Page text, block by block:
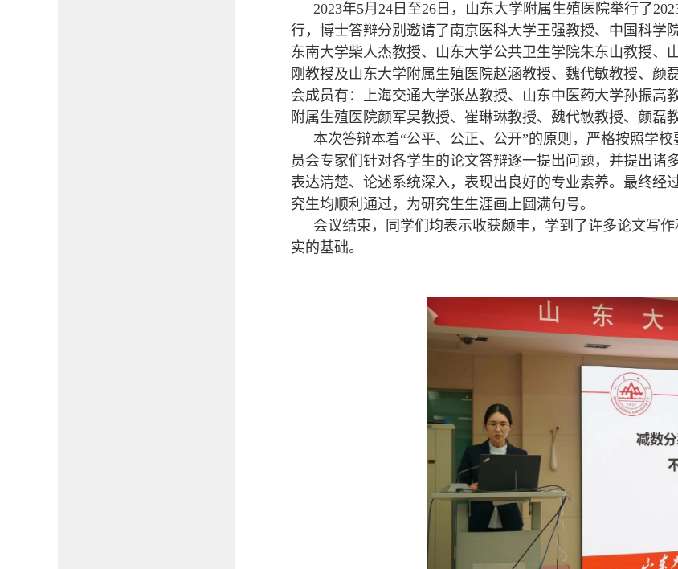
2023年5月 24日至26日 ， 山东大学附属生殖医院举行了202
行，博士答辩分别邀请了南京医科大学王强教授、中国科学
东南大学柴人杰教授、山东大学公共卫生学院朱东山教授、
刚教授及山东大学附属生殖医院赵涵教授、魏代敏教授、颜
会成员有 ： 上海交通大学张丛教授、山东中医药大学孙振高
附属生殖医院颜军昊教授、崔琳琳教授、魏代敏教授、颜磊
本次答辩本着“公平、公正、公开”的原则，严格按照学校
员会专家们针对各学生的论文答辩逐一提出问题，并提出诸
表达清楚、论述系统深入，表现出良好的专业素养。最终经
究生均顺利通过，为研究生生涯画上圆满句号。
会议结束，同学们均表示收获颇丰，学到了许多论文写
实的基础。